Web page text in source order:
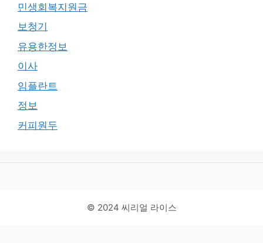
민생회복지원금
보청기
유용한정보
이사
임플란트
정보
커피원두
© 2024 씨리얼 라이스